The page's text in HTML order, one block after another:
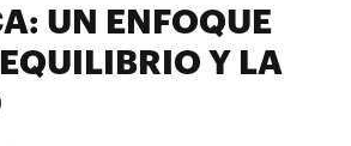
UN ENFOQUE
Y LA